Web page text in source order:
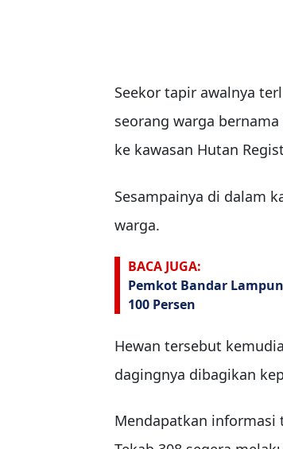
Seekor tapir awalnya
seorang warga
ke kawasan Hutan
Sesampainya di dalam
warga.
BACA JUGA:
Pemkot Bandar
100 Persen
Hewan tersebut
dagingnya dibagikan
Mendapatkan informasi